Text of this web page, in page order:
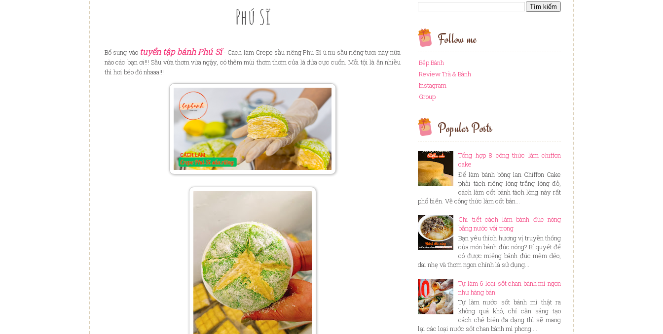
Phú Sĩ
Bổ sung vào tuyển tập bánh Phú Sĩ- Cách làm Crepe sầu riêng Phú Sĩ ú nu sầu riêng tươi này nữa
nào các bạn ơi!!! Sầu vừa thơm vừa ngậy, có thêm mùi thơm thơm của lá dứa cực cuốn. Mỗi tội là ăn nhiều
thì hơi béo đó nhaaa!!!
Follow me
Bếp Bánh
Review Trà & Bánh
Instagram
Group
Popular Posts
Tổng hợp 8 công thức làm chiffon
cake
Để làm bánh bông lan Chiffon Cake
phải tách riêng lòng trắng lòng đỏ,
cách làm cốt bánh tách lòng này rất
phổ biến. Về công thức làm cốt bán...
Chi tiết cách làm bánh đúc nóng
bằng nước vôi trong
Bạn yêu thích hương vị truyền thống
của món bánh đúc nóng? Bí quyết để
có được miếng bánh đúc mềm dẻo,
dai nhẹ và thơm ngon chính là sử dụng...
Tự làm 6 loại sốt chan bánh mì ngon
như hàng bán
Tự làm nước sốt bánh mì thật ra
không quá khó, chỉ cần sáng tạo
cách chế biến đa dạng thì sẽ mang
lại các loại nước sốt chan bánh mì phong ...